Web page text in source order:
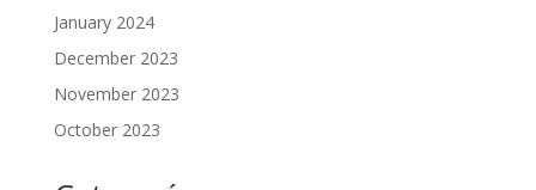
January 2024
December 2023
November 2023
October 2023